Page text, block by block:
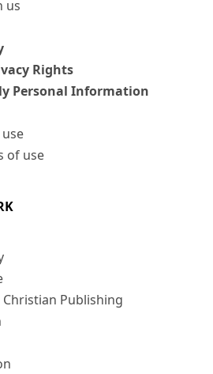
us
Rights
Personal Information
of use
Publishing